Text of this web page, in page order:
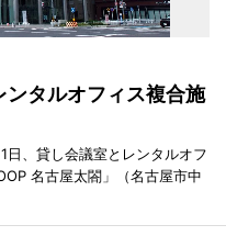
タルオフィス複合施
日、貸し会議室とレンタルオフ
名古屋太閤」（名古屋市中